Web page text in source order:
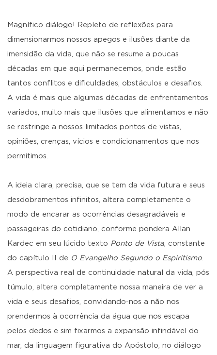
Magnífico diálogo! Repleto de reflexões para
dimensionarmos nossos apegos e ilusões diante da
imensidão da vida, que não se resume a poucas
décadas em que aqui permanecemos, onde estão
tantos conflitos e dificuldades, obstáculos e desafios.
A vida é mais que algumas décadas de enfrentamentos
variados, muito mais que ilusões que alimentamos e não
se restringe a nossos limitados pontos de vistas,
opiniões, crenças, vícios e condicionamentos que nos
permitimos.
A ideia clara, precisa, que se tem da vida futura e seus
desdobramentos infinitos, altera completamente o
modo de encarar as ocorrências desagradáveis e
passageiras do cotidiano, conforme pondera Allan
Kardec em seu lúcido texto Ponto de Vista, constante
do capítulo II de O Evangelho Segundo o Espiritismo.
A perspectiva real de continuidade natural da vida, pós
túmulo, altera completamente nossa maneira de ver a
vida e seus desafios, convidando-nos a não nos
prendermos à ocorrência da água que nos escapa
pelos dedos e sim fixarmos a expansão infindável do
mar, da linguagem figurativa do Apóstolo, no diálogo